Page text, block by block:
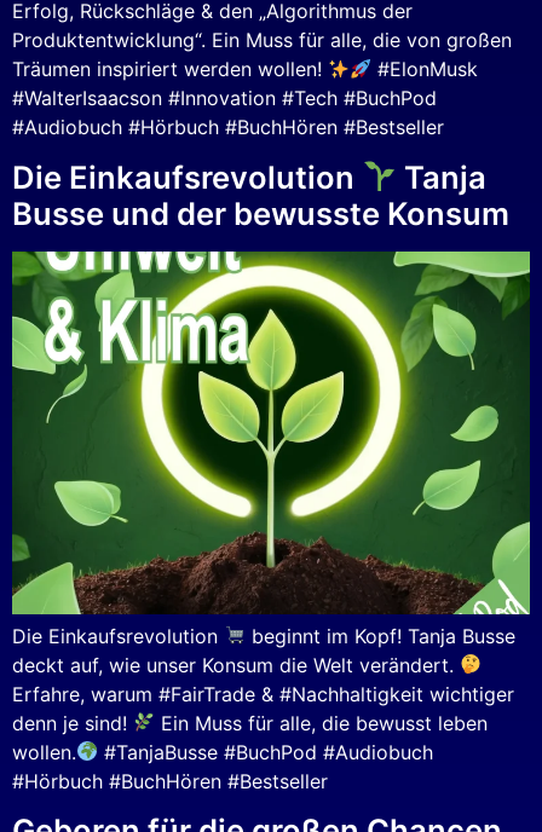
Erfolg, Rückschläge & den „Algorithmus der
Produktentwicklung“. Ein Muss für alle, die von großen
Träumen inspiriert werden wollen!
#ElonMusk
#WalterIsaacson #Innovation #Tech #BuchPod
#Audiobuch #Hörbuch #BuchHören #Bestseller
Die Einkaufsrevolution
Tanja
Busse und der bewusste Konsum
Die Einkaufsrevolution
beginnt im Kopf! Tanja Busse
deckt auf, wie unser Konsum die Welt verändert.
Erfahre, warum #FairTrade & #Nachhaltigkeit wichtiger
denn je sind!
Ein Muss für alle, die bewusst leben
wollen.
#TanjaBusse #BuchPod #Audiobuch
#Hörbuch #BuchHören #Bestseller